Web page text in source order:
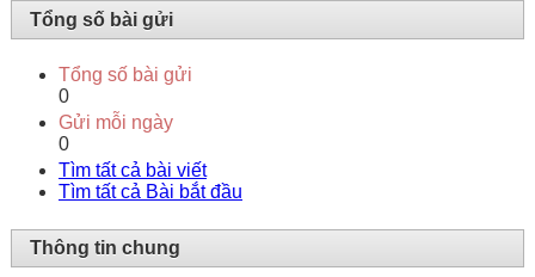
Tổng số bài gửi
Tổng số bài gửi
0
Gửi mỗi ngày
0
Tìm tất cả bài viết
Tìm tất cả Bài bắt đầu
Thông tin chung